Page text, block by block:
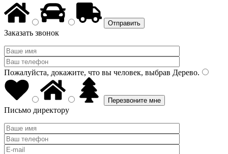
Заказать звонок
Пожалуйста, докажите, что вы человек, выбрав Дерево.
Письмо директору